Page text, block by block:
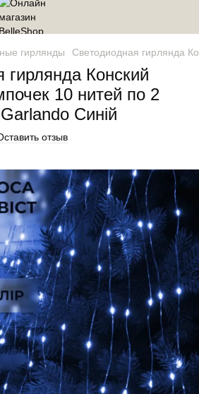
гирлянды Светодиодная гирлянда
гирлянда Конский
10 нитей по 2
Синій
отзыв